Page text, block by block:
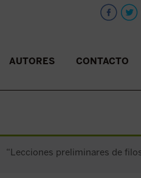
AUTORES CONTACTO
“Lecciones preliminares de